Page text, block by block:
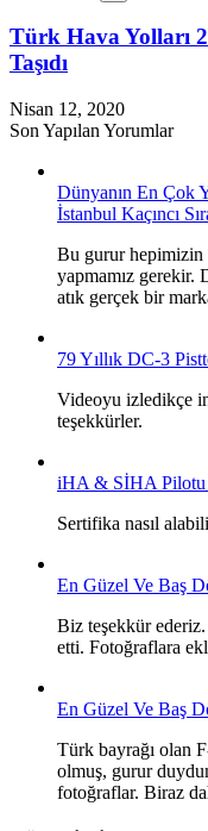
Türk Hava Yolları
Taşıdı
Nisan 12, 2020
Son Yapılan Yorumlar
Dünyanın En Çok
İstanbul Kaçıncı
Bu gurur hepimizin
yapmamız gerekir.
atık gerçek bir
79 Yıllık DC-3
Videoyu izledikçe
teşekkürler.
iHA & SİHA Pilotu
Sertifika nasıl
En Güzel Ve Baş
Biz teşekkür
etti. Fotoğraflara
En Güzel Ve Baş
Türk bayrağı olan
olmuş, gurur
fotoğraflar. Biraz